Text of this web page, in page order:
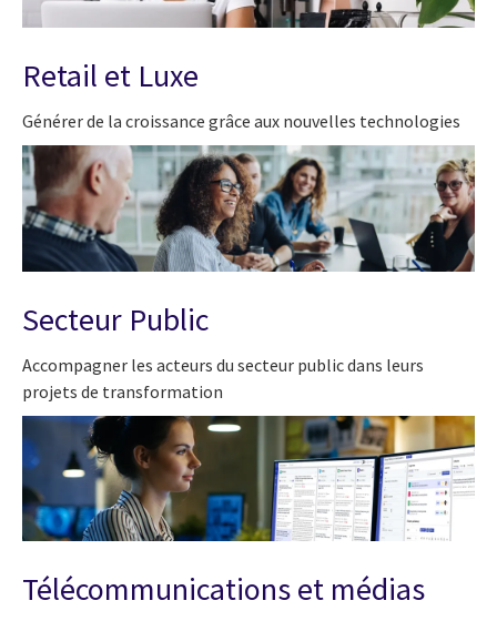
Retail et Luxe
Générer de la croissance grâce aux nouvelles technologies
Secteur Public
Accompagner les acteurs du secteur public dans leurs
projets de transformation
Télécommunications et médias